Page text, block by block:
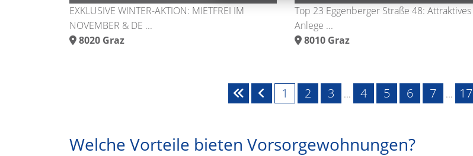
EXKLUSIVE WINTER-AKTION: MIETFREI IM
NOVEMBER & DE ...
8020 Graz
Top 23 Eggenberger Straße 48: Attraktives
Anlege ...
8010 Graz
1 2 3 ... 4 5 6 7 ... 17
Welche Vorteile bieten Vorsorgewohnungen?